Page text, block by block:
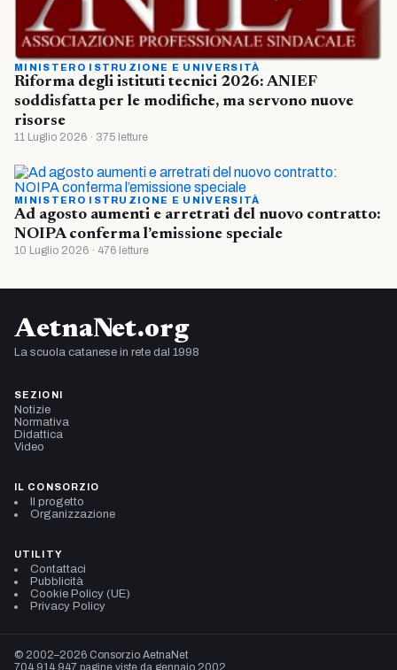
MINISTERO ISTRUZIONE E UNIVERSITÀ
Riforma degli istituti tecnici 2026: ANIEF
soddisfatta per le modifiche, ma servono nuove
risorse
11 Luglio 2026 · 375 letture
MINISTERO ISTRUZIONE E UNIVERSITÀ
Ad agosto aumenti e arretrati del nuovo contratto:
NOIPA conferma l’emissione speciale
10 Luglio 2026 · 476 letture
AetnaNet.org
La scuola catanese in rete dal 1998
SEZIONI
Notizie
Normativa
Didattica
Video
IL CONSORZIO
Il progetto
Organizzazione
UTILITY
Contattaci
Pubblicità
Cookie Policy (UE)
Privacy Policy
© 2002–2026 Consorzio AetnaNet